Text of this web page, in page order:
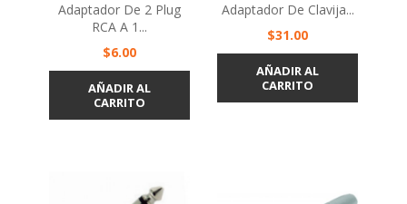
Adaptador De 2 Plug
RCA A 1...
Precio
$6.00
AÑADIR AL
CARRITO
Adaptador De Clavija...
Precio
$31.00
AÑADIR AL
CARRITO